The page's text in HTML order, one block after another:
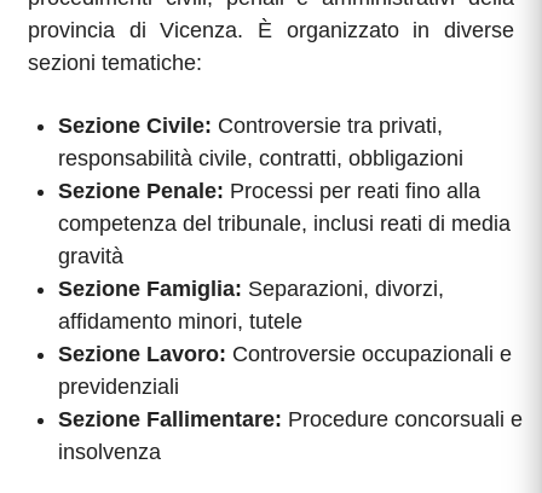
provincia di Vicenza. È organizzato in diverse
sezioni tematiche:
Sezione Civile: Controversie tra privati,
responsabilità civile, contratti, obbligazioni
Sezione Penale: Processi per reati fino alla
competenza del tribunale, inclusi reati di media
gravità
Sezione Famiglia: Separazioni, divorzi,
affidamento minori, tutele
Sezione Lavoro: Controversie occupazionali e
previdenziali
Sezione Fallimentare: Procedure concorsuali e
insolvenza